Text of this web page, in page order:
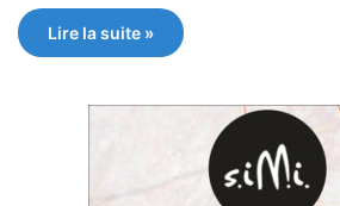
Lire la suite »